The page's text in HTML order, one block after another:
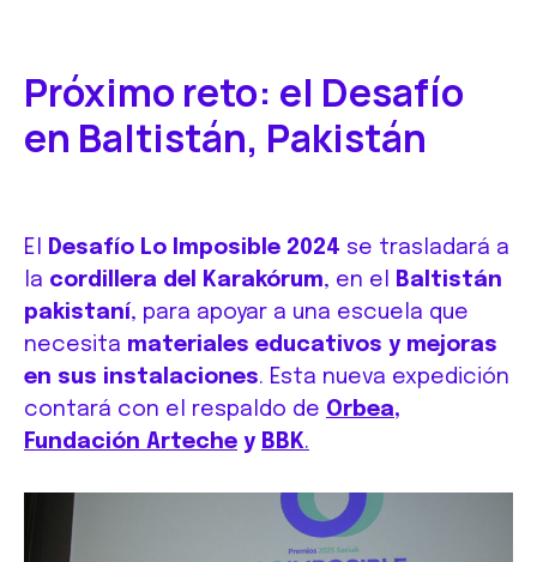
Próximo reto: el Desafío
en Baltistán, Pakistán
El Desafío Lo Imposible 2024 se trasladará a
la cordillera del Karakórum, en el
Baltistán
pakistaní, para apoyar a una escuela que
necesita materiales educativos y mejoras
en sus instalaciones. Esta nueva expedición
contará con el respaldo de Orbea,
Fundación Arteche y BBK.